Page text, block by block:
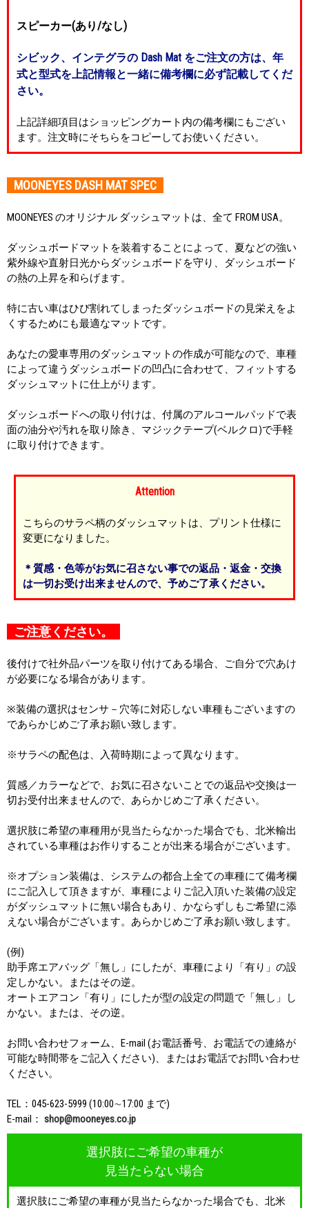
スピーカー(あり/なし)
シビック、インテグラの Dash Mat をご注文の方は、年
式と型式を上記情報と一緒に備考欄に必ず記載してくだ
さい。
上記詳細項目はショッピングカート内の備考欄にもござい
ます。注文時にそちらをコピーしてお使いください。
MOONEYES DASH MAT SPEC
MOONEYES のオリジナル ダッシュマットは、全て FROM USA。
ダッシュボードマットを装着することによって、夏などの強い
紫外線や直射日光からダッシュボードを守り、ダッシュボード
の熱の上昇を和らげます。
特に古い車はひび割れてしまったダッシュボードの見栄えをよ
くするためにも最適なマットです。
あなたの愛車専用のダッシュマットの作成が可能なので、車種
によって違うダッシュボードの凹凸に合わせて、フィットする
ダッシュマットに仕上がります。
ダッシュボードへの取り付けは、付属のアルコールパッドで表
面の油分や汚れを取り除き、マジックテープ(ベルクロ)で手軽
に取り付けできます。
Attention
こちらのサラペ柄のダッシュマットは、プリント仕様に
変更になりました。
＊質感・色等がお気に召さない事での返品・返金・交換
は一切お受け出来ませんので、予めご了承ください。
ご注意ください。
後付けで社外品パーツを取り付けてある場合、ご自分で穴あけ
が必要になる場合があります。
※装備の選択はセンサ－穴等に対応しない車種もございますの
であらかじめご了承お願い致します。
※サラペの配色は、入荷時期によって異なります。
質感／カラーなどで、お気に召さないことでの返品や交換は一
切お受付出来ませんので、あらかじめご了承ください。
選択肢に希望の車種用が見当たらなかった場合でも、北米輸出
されている車種はお作りすることが出来る場合がございます。
※オプション装備は、システムの都合上全ての車種にて備考欄
にご記入して頂きますが、車種によりご記入頂いた装備の設定
がダッシュマットに無い場合もあり、かならずしもご希望に添
えない場合がございます。あらかじめご了承お願い致します。
(例)
助手席エアバッグ「無し」にしたが、車種により「有り」の設
定しかない。またはその逆。
オートエアコン「有り」にしたが型の設定の問題で「無し」し
かない。または、その逆。
お問い合わせフォーム、E-mail (お電話番号、お電話での連絡が
可能な時間帯をご記入ください)、またはお電話でお問い合わせ
ください。
TEL：045-623-5999 (10:00∼17:00 まで)
E-mail： shop@mooneyes.co.jp
選択肢にご希望の車種が
見当たらない場合
選択肢にご希望の車種が見当たらなかった場合でも、北米